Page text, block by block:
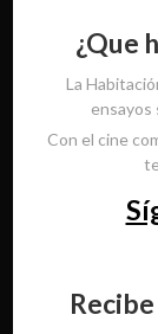
¿Que
La
Con el cine